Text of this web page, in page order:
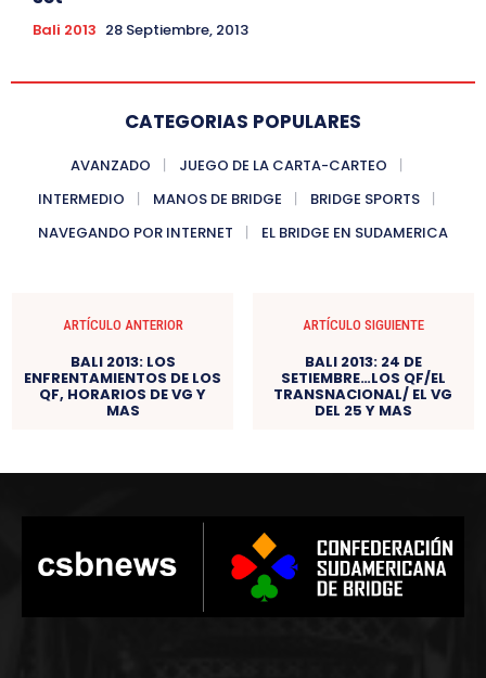
Bali 2013 28 Septiembre, 2013
CATEGORIAS POPULARES
AVANZADO
JUEGO DE LA CARTA-CARTEO
INTERMEDIO
MANOS DE BRIDGE
BRIDGE SPORTS
NAVEGANDO POR INTERNET
EL BRIDGE EN SUDAMERICA
ARTÍCULO ANTERIOR
BALI 2013: LOS
ENFRENTAMIENTOS DE LOS
QF, HORARIOS DE VG Y
MAS
ARTÍCULO SIGUIENTE
BALI 2013: 24 DE
SETIEMBRE…LOS QF/EL
TRANSNACIONAL/ EL VG
DEL 25 Y MAS